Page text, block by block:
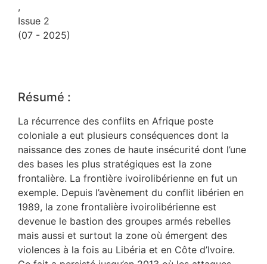
,
Issue 2
(07 - 2025)
Résumé :
La récurrence des conflits en Afrique poste
coloniale a eut plusieurs conséquences dont la
naissance des zones de haute insécurité dont l’une
des bases les plus stratégiques est la zone
frontalière. La frontière ivoirolibérienne en fut un
exemple. Depuis l’avènement du conflit libérien en
1989, la zone frontalière ivoirolibérienne est
devenue le bastion des groupes armés rebelles
mais aussi et surtout la zone où émergent des
violences à la fois au Libéria et en Côte d’Ivoire.